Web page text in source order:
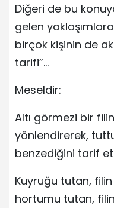
Diğeri de bu
gelen
birçok kişinin de
tarifi”…
Meseldir:
Altı görmezi bir
yönlendirerek,
benzediğini tarif
Kuyruğu tutan,
hortumu tutan,